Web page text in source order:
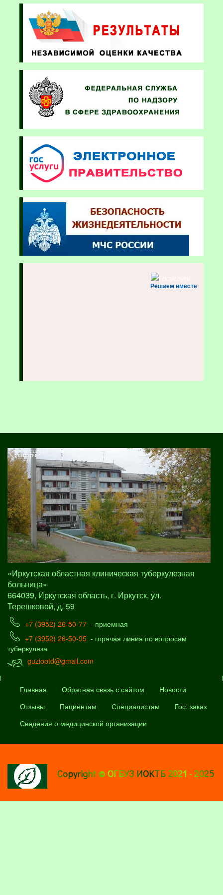
Решаем вместе
«Иркутская областная клиническая туберкулезная
больница»
664039, Иркутская область, г. Иркутск, ул.
Терешковой, д. 59
+7 (3952) 26-50-77 - приемная
+7 (3952) 26-50-95 - горячая линия по вопросам
туберкулеза
guzioptd@gmail.com
Главная Обратная связь с сайтом
Новости
Отзывы
Пациентам Специалистам
Гос. заказ
Сведения о медицинской организации
Copyright © ОГБУЗ ИОКТБ 2021 - 2025